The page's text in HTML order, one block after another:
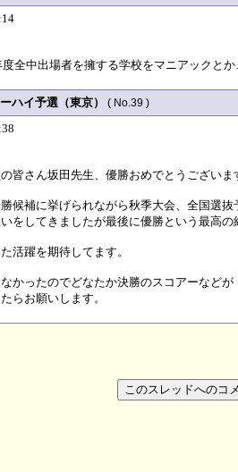
度全中出場者を擁する学校をマニアックと
ハイ予選（東京） ( No.39 )
皆さん坂田先生、優勝おめでとうございま
候補に挙げられながら秋季大会、全国選
をしてきましたが最後に優勝という最高
活躍を期待してます。
かったのでどなたか決勝のスコアーなどが
らお願いします。